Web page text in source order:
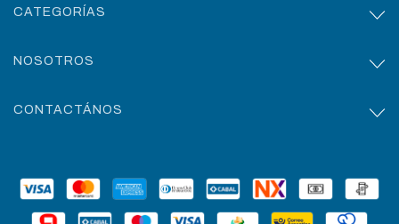
CATEGORÍAS
NOSOTROS
CONTACTÁNOS